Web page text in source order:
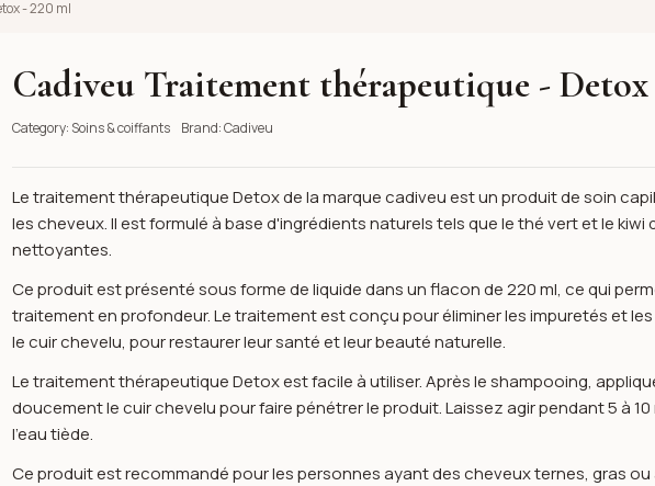
- 220 ml
- Detox - 220 ml
Cadiveu Traitement thérapeutique - Detox
Category: Soins & coiffants Brand:Cadiveu
Le traitement thérapeutique Detox de la marque cadiveu est un produit de soin
les cheveux. Il est formulé à base d'ingrédients naturels tels que le thé vert et le
nettoyantes.
Ce produit est présenté sous forme de liquide dans un flacon de 220 ml, ce qui
traitement en profondeur. Le traitement est conçu pour éliminer les impuretés et
le cuir chevelu, pour restaurer leur santé et leur beauté naturelle.
Le traitement thérapeutique Detox est facile à utiliser. Après le shampooing,
doucement le cuir chevelu pour faire pénétrer le produit. Laissez agir pendant 5 à
l'eau tiède.
Ce produit est recommandé pour les personnes ayant des cheveux ternes, gras